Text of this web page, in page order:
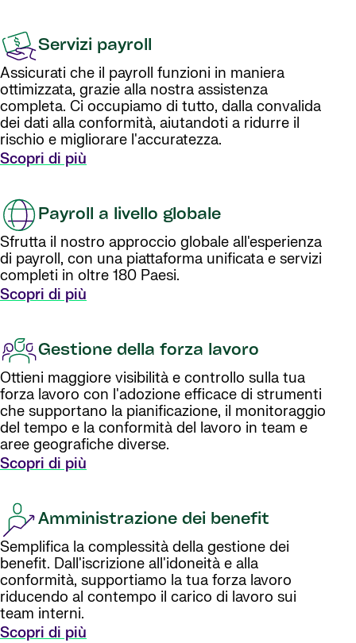
Servizi payroll
Assicurati che il payroll funzioni in maniera
ottimizzata, grazie alla nostra assistenza
completa. Ci occupiamo di tutto, dalla convalida
dei dati alla conformità, aiutandoti a ridurre il
rischio e migliorare l'accuratezza.
Scopri di più
Payroll a livello globale
Sfrutta il nostro approccio globale all'esperienza
di payroll, con una piattaforma unificata e servizi
completi in oltre 180 Paesi.
Scopri di più
Gestione della forza lavoro
Ottieni maggiore visibilità e controllo sulla tua
forza lavoro con l'adozione efficace di strumenti
che supportano la pianificazione, il monitoraggio
del tempo e la conformità del lavoro in team e
aree geografiche diverse.
Scopri di più
Amministrazione dei benefit
Semplifica la complessità della gestione dei
benefit. Dall'iscrizione all'idoneità e alla
conformità, supportiamo la tua forza lavoro
riducendo al contempo il carico di lavoro sui
team interni.
Scopri di più